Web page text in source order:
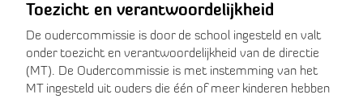
Toezicht en verantwoordelijkheid
De oudercommissie is door de school ingesteld en valt
onder toezicht en verantwoordelijkheid van de directie
(MT). De Oudercommissie is met instemming van het
MT ingesteld uit ouders die één of meer kinderen hebben